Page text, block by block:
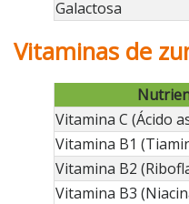
Galactosa
Vitaminas de
Vitamina C (Ácido
Vitamina B1
Vitamina B2
Vitamina B3